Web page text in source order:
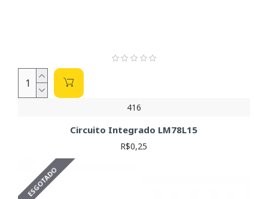
416
Circuito Integrado LM78L15
R$0,25
ESGOTADO